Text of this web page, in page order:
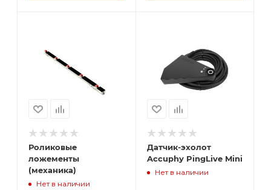
Роликовые
ложементы
(механика)
Нет в наличии
Датчик-эхолот
Accuphy PingLive Mini
Нет в наличии